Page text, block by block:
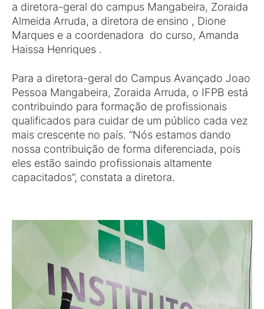
a diretora-geral do campus Mangabeira, Zoraida
Almeida Arruda, a diretora de ensino , Dione
Marques e a coordenadora do curso, Amanda
Haissa Henriques .
Para a diretora-geral do Campus Avançado Joao
Pessoa Mangabeira, Zoraida Arruda, o IFPB está
contribuindo para formação de profissionais
qualificados para cuidar de um público cada vez
mais crescente no país. “Nós estamos dando
nossa contribuição de forma diferenciada, pois
eles estão saindo profissionais altamente
capacitados”, constata a diretora.